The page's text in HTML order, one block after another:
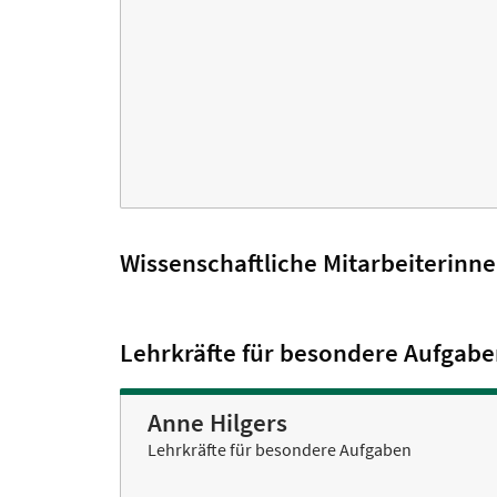
Wissenschaftliche
Lehrkräfte für besondere
Anne Hilgers
Lehrkräfte für besondere Aufgaben